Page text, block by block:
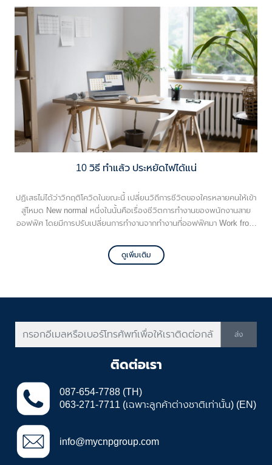
10 วิธี ทำแล้ว ประหยัดไฟได้แน่
ปฏิเสธไม่ได้ว่าวิกฤติโควิดในขณะนี้ เปลี่ยนวิถีการชีวิตของใครหลายคนให้เข้า
สู่โหมด New normal หนึ่งในนั้นคือเรื่องชีวิตการทำงานของพนักงานสาย
ออฟฟิศ โดยมีการปรับเปลี่ยนการทำงานจากทำงานที่ออฟฟิศมา Work from
ตามๆ กัน
ดูเพิ่มเติม
ส่ง
ติดต่อเรา
087-654-7788 (TH)
063-271-7711 (เฉพาะลูกค้าต่างชาติเท่านั้น) (EN)
info@mycnpgroup.com